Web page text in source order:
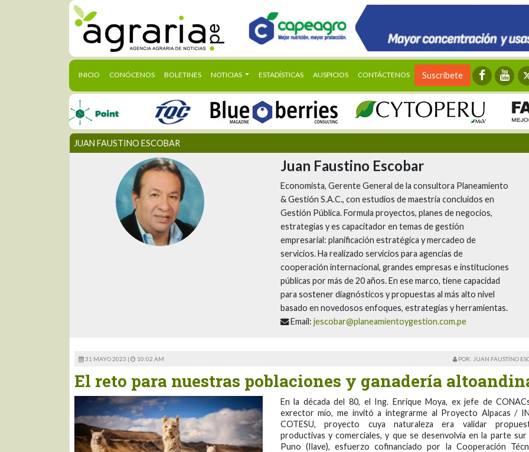
INICIO (CURRENT)
CONÓCENOS BOLETINES NOTICIAS ESTADÍSTICAS AUSPICIOS CONTÁCTENOS Suscríbete
JUAN FAUSTINO ESCOBAR
Juan Faustino Escobar
Economista, Gerente General de la consultora Planeamiento
& Gestión S.A.C., con estudios de maestría concluidos en
Gestión Pública. Formula proyectos, planes de negocios,
estrategias y es capacitador en temas de gestión
empresarial: planificación estratégica y mercadeo de
servicios. Ha realizado servicios para agencias de
cooperación internacional, grandes empresas e instituciones
públicas por más de 20 años. En ese marco, tiene capacidad
para sostener diagnósticos y propuestas al más alto nivel
basado en novedosos enfoques, estrategias y herramientas.
Email: jescobar@planeamientoygestion.com.pe
31 MAYO 2023 | 10:02 AM POR: JUAN FAUSTINO
El reto para nuestras poblaciones y ganadería
En la década del 80, el Ing. Enrique Moya, ex jefe de
exrector mío, me invitó a integrarme al Proyecto Alpacas /
COTESU, proyecto cuya naturaleza era validar
productivas y comerciales, y que se desenvolvía en la parte sur
Puno (Ilave), esfuerzo cofinanciado por la Cooperación